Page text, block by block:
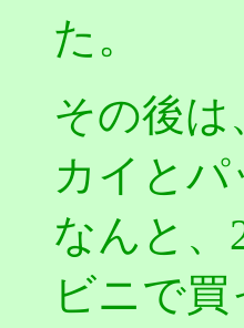
た。
その後
カイと
なんと、
ビニで